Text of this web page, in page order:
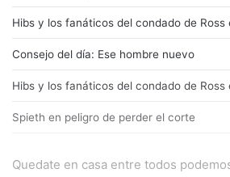
Hibs y los fanáticos del condado de Ross
Consejo del día: Ese hombre nuevo
Hibs y los fanáticos del condado de Ross
Spieth en peligro de perder el corte
Quedate en casa entre todos